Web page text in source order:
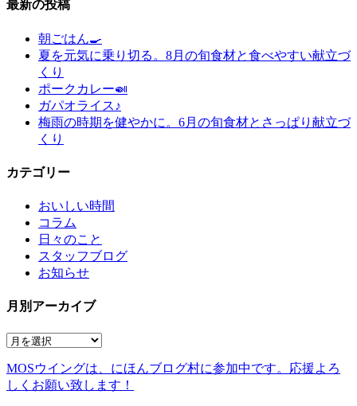
最新の投稿
朝ごはん🍳
夏を元気に乗り切る。8月の旬食材と食べやすい献立づ
くり
ポークカレー🍛
ガパオライス♪
梅雨の時期を健やかに。6月の旬食材とさっぱり献立づ
くり
カテゴリー
おいしい時間
コラム
日々のこと
スタッフブログ
お知らせ
月別アーカイブ
MOSウイングは、にほんブログ村に参加中です。 応援よろ
しくお願い致します！